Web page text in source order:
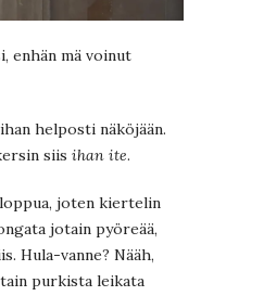
enhän mä voinut
helposti näköjään.
siis ihan ite.
joten kiertelin
jotain pyöreää,
Hula-vanne? Nääh,
purkista leikata